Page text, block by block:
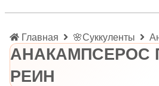
Главная 🌸Суккуленты
АНАКАМПСЕРОС
РЕИН